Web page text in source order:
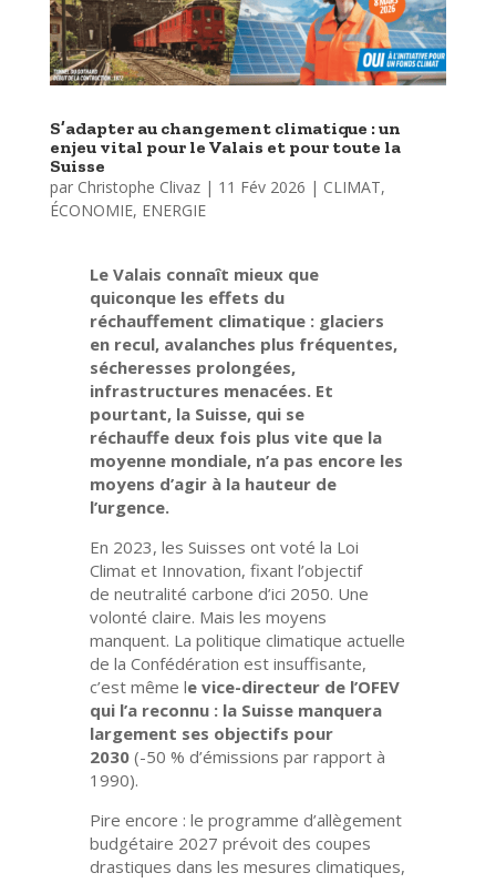
S’adapter au changement climatique : un
enjeu vital pour le Valais et pour toute la
Suisse
par Christophe Clivaz| 11 Fév 2026 | CLIMAT,
ÉCONOMIE, ENERGIE
Le Valais connaît mieux que
quiconque les effets du
réchauffement climatique : glaciers
en recul, avalanches plus fréquentes,
sécheresses prolongées,
infrastructures menacées. Et
pourtant, la Suisse, qui se
réchauffe deux fois plus vite que la
moyenne mondiale, n’a pas encore les
moyens d’agir à la hauteur de
l’urgence.
En 2023, les Suisses ont voté la Loi
Climat et Innovation, fixant l’objectif
de neutralité carbone d’ici 2050. Une
volonté claire. Mais les moyens
manquent. La politique climatique actuelle
de la Confédération est insuffisante,
c’est même le vice-directeur de l’OFEV
qui l’a reconnu : la Suisse manquera
largement ses objectifs pour
2030 (-50 % d’émissions par rapport à
1990).
Pire encore : le programme d’allègement
budgétaire 2027 prévoit des coupes
drastiques dans les mesures climatiques,